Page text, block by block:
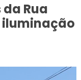
da Rua
iluminação